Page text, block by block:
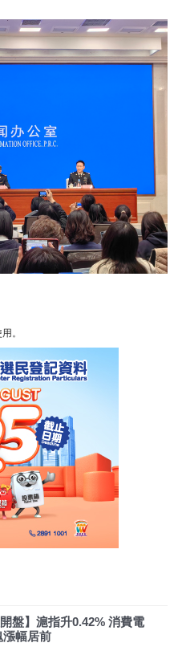
。
開盤】滬指升0.42% 消費電
漲幅居前